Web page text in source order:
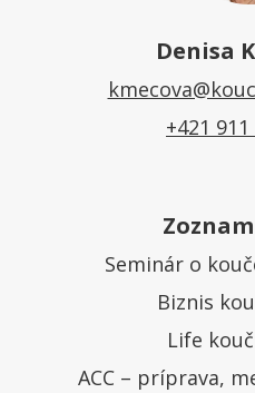
Denisa
+421
Seminár o
Biznis
Life
ACC – príprava,